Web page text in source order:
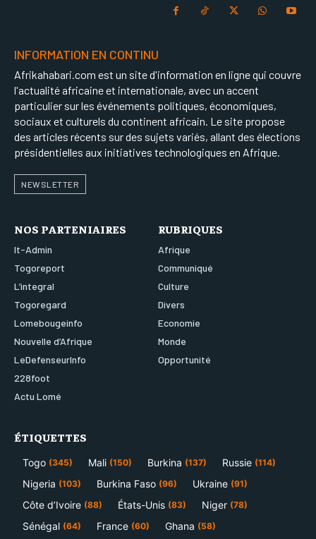
INFORMATION EN CONTINU
Afrikahabari.com est un site d'information en ligne qui couvre
l'actualité africaine et internationale, avec un accent
particulier sur les événements politiques, économiques,
sociaux et culturels du continent africain. Le site propose
des articles récents sur des sujets variés, allant des élections
présidentielles aux initiatives technologiques en Afrique.
NEWSLETTER
NOS PARTENIAIRES
It-Admin
Togoreport
L’integral
Togoregard
Lomebougeinfo
Nouvelle d’Afrique
LeDefenseurInfo
228foot
Actu Lomé
RUBRIQUES
Afrique
Communiqué
Culture
Divers
Economie
Monde
Opportunité
ÉTIQUETTES
Togo (345) Mali (150) Burkina (137) Russie (114)
Nigeria (103) Burkina Faso (96) Ukraine (91)
Côte d’Ivoire (88) États-Unis (83) Niger (78)
Sénégal (64) France (60) Ghana (58)